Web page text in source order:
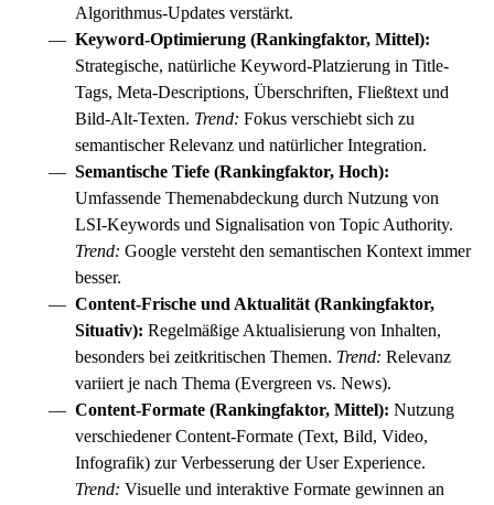
Algorithmus-Updates verstärkt.
Keyword-Optimierung (Rankingfaktor, Mittel):
Strategische, natürliche Keyword-Platzierung in Title-
Tags, Meta-Descriptions, Überschriften, Fließtext und
Bild-Alt-Texten. Trend: Fokus verschiebt sich zu
semantischer Relevanz und natürlicher Integration.
Semantische Tiefe (Rankingfaktor, Hoch):
Umfassende Themenabdeckung durch Nutzung von
LSI-Keywords und Signalisation von Topic Authority.
Trend: Google versteht den semantischen Kontext immer
besser.
Content-Frische und Aktualität (Rankingfaktor,
Situativ): Regelmäßige Aktualisierung von Inhalten,
besonders bei zeitkritischen Themen. Trend: Relevanz
variiert je nach Thema (Evergreen vs. News).
Content-Formate (Rankingfaktor, Mittel): Nutzung
verschiedener Content-Formate (Text, Bild, Video,
Infografik) zur Verbesserung der User Experience.
Trend: Visuelle und interaktive Formate gewinnen an